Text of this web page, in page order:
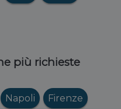
più richieste
Napoli Firenze